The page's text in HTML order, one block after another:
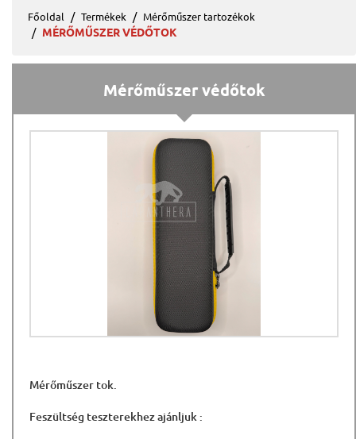
Főoldal Termékek Mérőműszer tartozékok
MÉRŐMŰSZER VÉDŐTOK
Mérőműszer védőtok
Mérőműszer tok.
Feszültség teszterekhez ajánljuk :